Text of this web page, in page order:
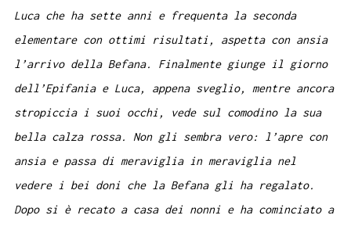
Luca che ha sette anni e frequenta la seconda
elementare con ottimi risultati, aspetta con ansia
l’arrivo della Befana. Finalmente giunge il giorno
dell’Epifania e Luca, appena sveglio, mentre ancora
stropiccia i suoi occhi, vede sul comodino la sua
bella calza rossa. Non gli sembra vero: l’apre con
ansia e passa di meraviglia in meraviglia nel
vedere i bei doni che la Befana gli ha regalato.
Dopo si è recato a casa dei nonni e ha cominciato a